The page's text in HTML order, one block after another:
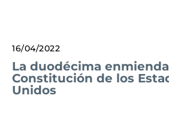
16/04/2022
La duodécima
Constitución de los
Unidos